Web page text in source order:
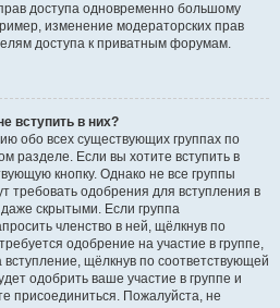
доступа одновременно большому
изменение модераторских прав
доступа к приватным форумам.
вступить в них?
обо всех существующих группах по
разделе. Если вы хотите вступить в
кнопку. Однако не все группы
требовать одобрения для вступления в
скрытыми. Если группа
членство в ней, щёлкнув по
одобрение на участие в группе,
щёлкнув по соответствующей
одобрить ваше участие в группе и
присоединиться. Пожалуйста, не